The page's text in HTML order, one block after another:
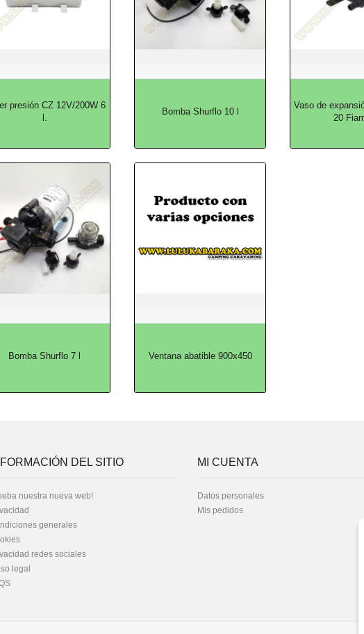
presión CZ 12V/200W 6
l.
Bomba Shurflo 10 l
Vaso de
20
Bomba Shurflo 7 l Ventana abatible 900x450
DEL SITIO
nuestra nueva web!
generales
redes sociales
legal
MI CUENTA
Datos personales
Mis pedidos